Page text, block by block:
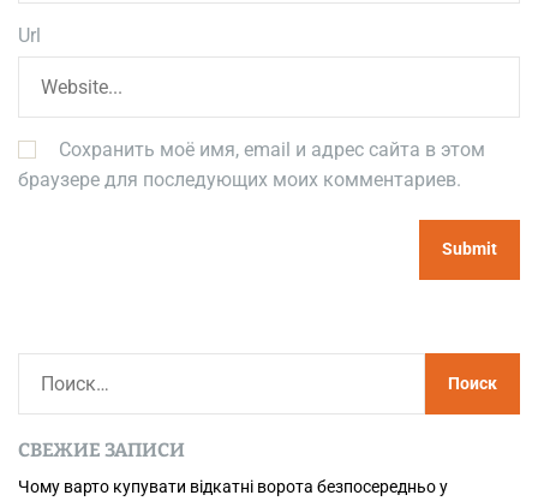
Url
Сохранить моё имя, email и адрес сайта в этом
браузере для последующих моих комментариев.
т
и
СВЕЖИЕ ЗАПИСИ
Чому варто купувати відкатні ворота безпосередньо у